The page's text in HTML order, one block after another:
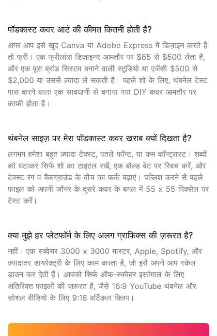
पॉडकास्ट कवर आर्ट की कीमत कितनी होती है?
अगर आप इसे खुद Canva या Adobe Express में डिज़ाइन करते हैं
तो फ्री। एक फ्रीलांस डिज़ाइनर आमतौर पर $65 से $500 लेता है,
और एक पूरा ब्रांड सिस्टम बनाने वाली स्टूडियो या एजेंसी $500 से
$2,000 या उससे ज़्यादा ले सकती है। पहले शो के लिए, थंबनेल टेस्ट
पास करने वाला एक सावधानी से बनाया गया DIY कवर आमतौर पर
काफी होता है।
थंबनेल साइज़ पर मेरा पॉडकास्ट कवर खराब क्यों दिखता है?
लगभग हमेशा बहुत ज़्यादा टेक्स्ट, पतले फॉन्ट, या कम कॉन्ट्रास्ट। शब्दों
को घटाकर सिर्फ शो का टाइटल रखें, एक बोल्ड वेट पर स्विच करें, और
टेक्स्ट रंग व बैकग्राउंड के बीच का फर्क बढ़ाएं। पब्लिश करने से पहले
फाइल को अपनी जॉनर के दूसरे कवर के बगल में 55 x 55 पिक्सेल पर
टेस्ट करें।
क्या मुझे हर प्लेटफॉर्म के लिए अलग ग्राफिक्स की ज़रूरत है?
नहीं। एक स्क्वेयर 3000 x 3000 मास्टर, Apple, Spotify, और
ज़्यादातर डायरेक्ट्री के लिए काम करता है, जो इसे अपने आप स्केल
डाउन कर देती हैं। आपको सिर्फ ऑफ-स्क्वेयर इस्तेमाल के लिए
अतिरिक्त फाइलों की ज़रूरत है, जैसे 16:9 YouTube थंबनेल और
सोशल वीडियो के लिए 9:16 वर्टिकल क्लिप।